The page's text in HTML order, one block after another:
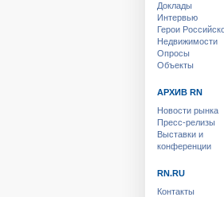
Доклады
Интервью
Герои
Недвижимости
Опросы
Объекты
АРХИВ RN
Новости рынка
Пресс-релизы
Выставки и
конференции
RN.RU
Контакты